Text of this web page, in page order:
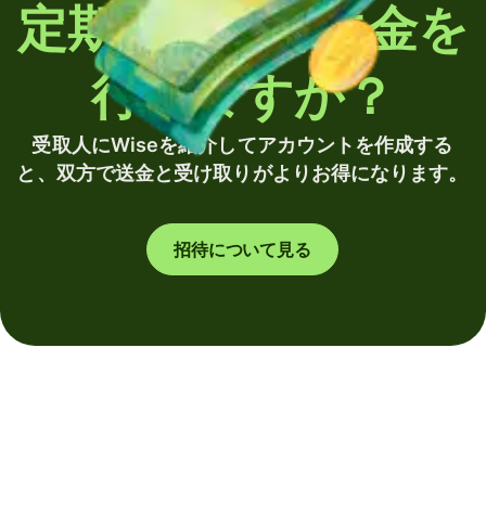
定期的に海外送金を
行いますか？
受取人にWiseを紹介してアカウントを作成する
と、双方で送金と受け取りがよりお得になります。
招待について見る